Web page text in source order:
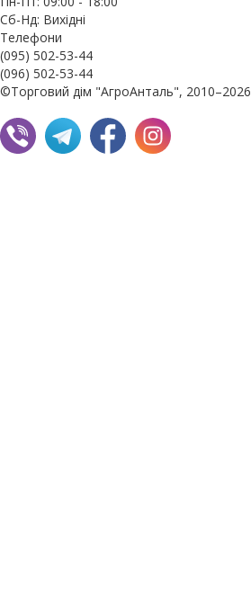
Сб-Нд: Вихідні
Телефони
(095) 502-53-44
(096) 502-53-44
©Торговий дім "АгроАнталь", 2010–2026